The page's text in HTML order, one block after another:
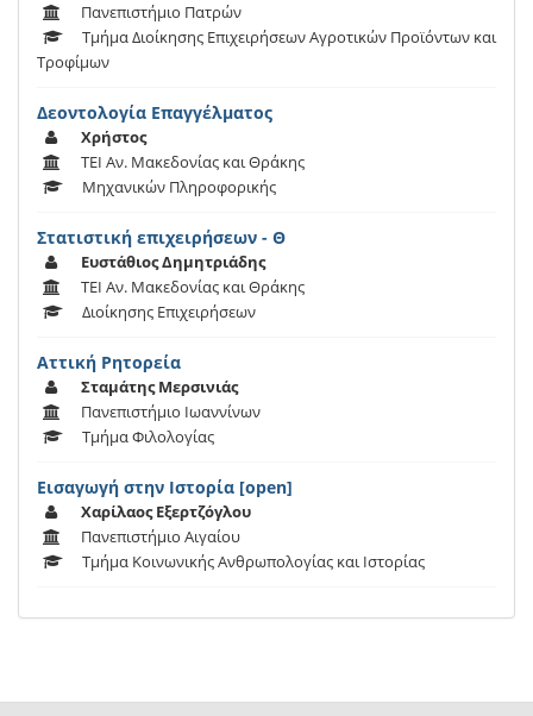
Πανεπιστήμιο Πατρών
Τμήμα Διοίκησης Επιχειρήσεων Αγροτικών Προϊόντων και
Τροφίμων
Δεοντολογία Επαγγέλματος
Χρήστος
ΤΕΙ Αν. Μακεδονίας και Θράκης
Μηχανικών Πληροφορικής
Στατιστική επιχειρήσεων - Θ
Ευστάθιος Δημητριάδης
ΤΕΙ Αν. Μακεδονίας και Θράκης
Διοίκησης Επιχειρήσεων
Αττική Ρητορεία
Σταμάτης Μερσινιάς
Πανεπιστήμιο Ιωαννίνων
Τμήμα Φιλολογίας
Εισαγωγή στην Ιστορία [open]
Χαρίλαος Εξερτζόγλου
Πανεπιστήμιο Αιγαίου
Tμήμα Κοινωνικής Ανθρωπολογίας και Ιστορίας